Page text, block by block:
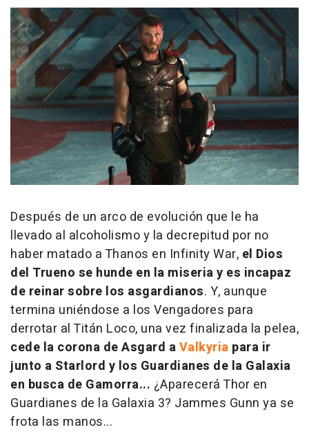
Después de un arco de evolución que le ha
llevado al alcoholismo y la decrepitud por no
haber matado a Thanos en Infinity War, el Dios
del Trueno se hunde en la miseria y es incapaz
de reinar sobre los asgardianos. Y, aunque
termina uniéndose a los Vengadores para
derrotar al Titán Loco, una vez finalizada la pelea,
cede la corona de Asgard aValkyria para ir
junto a Starlord y los Guardianes de la Galaxia
en busca de Gamorra... ¿Aparecerá Thor en
Guardianes de la Galaxia 3? Jammes Gunn ya se
frota las manos...